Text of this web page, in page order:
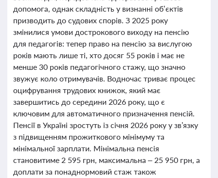
допомога, однак складність у визнанні об’єктів
призводить до судових спорів. З 2025 року
змінилися умови дострокового виходу на пенсію
для педагогів: тепер право на пенсію за вислугою
років мають лише ті, хто досяг 55 років і має не
менше 30 років педагогічного стажу, що значно
звужує коло отримувачів. Водночас триває процес
оцифрування трудових книжок, який має
завершитись до середини 2026 року, що є
ключовим для автоматичного призначення пенсій.
Пенсії в Україні зростуть із січня 2026 року у зв’язку
з підвищенням прожиткового мінімуму та
мінімальної зарплати. Мінімальна пенсія
становитиме 2 595 грн, максимальна – 25 950 грн, а
доплати за понаднормовий стаж також